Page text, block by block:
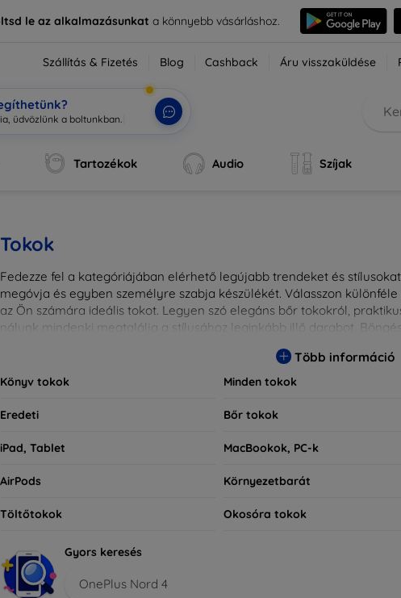
le az alkalmazásunkata könnyebb vásárláshoz.
Szállítás & Fizetés Blog Cashback Áru visszaküldése
Tartozékok Audio Szíjak
Tokok
Fedezze fel a kategóriájában elérhető legújabb trendeket és
megóvja és egyben személyre szabja készülékét. Válasszon
az Ön számára ideális tokot. Legyen szó elegáns bőr tokokról,
nálunk mindenki megtalálja a stílusához leginkább illő darabot.
Több információ
Könyv tokok Minden tokok
Eredeti Bőr tokok
iPad, Tablet MacBookok, PC-k
AirPods Környezetbarát
Töltőtokok Okosóra tokok
Gyors keresés
OnePlus Nord 4